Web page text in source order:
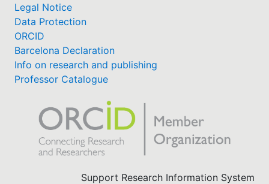
Legal Notice
Data Protection
ORCID
Barcelona Declaration
Info on research and publishing
Professor Catalogue
Support Research Information System